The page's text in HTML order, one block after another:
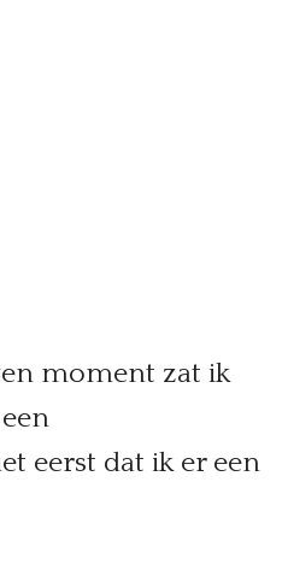
moment zat ik
eerst dat ik er een